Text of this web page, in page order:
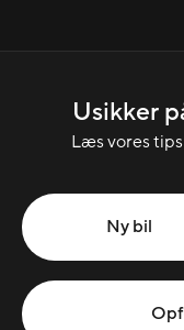
Usikker
Læs vores
Ny bil